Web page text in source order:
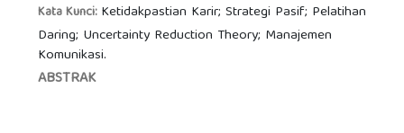
Kata Kunci: Ketidakpastian Karir; Strategi Pasif; Pelatihan
Daring; Uncertainty Reduction Theory; Manajemen
Komunikasi.
ABSTRAK